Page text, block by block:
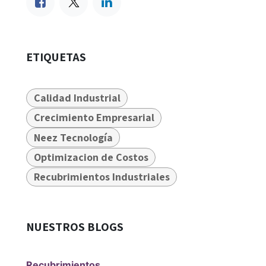
ETIQUETAS
Calidad Industrial
Crecimiento Empresarial
Neez Tecnología
Optimizacion de Costos
Recubrimientos Industriales
NUESTROS BLOGS